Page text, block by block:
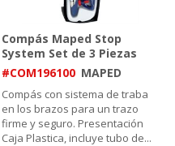
Compás Maped Stop
System Set de 3 Piezas
#COM196100 MAPED
Compás con sistema de traba
en los brazos para un trazo
firme y seguro. Presentación
Caja Plastica, incluye tubo de...